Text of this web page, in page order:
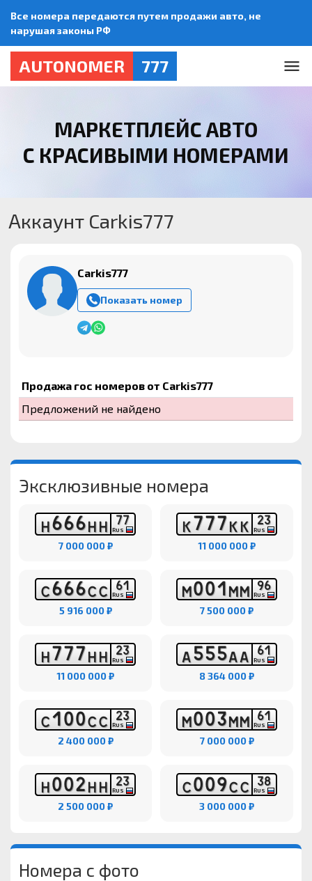
Все номера передаются путем продажи авто, не
нарушая законы РФ
AUTONOMER 777
МАРКЕТПЛЕЙС АВТО
С КРАСИВЫМИ НОМЕРАМИ
Аккаунт Carkis777
Carkis777
Показать номер
Продажа гос номеров от Carkis777
Предложений не найдено
Эксклюзивные номера
Н666НН 77
RUS
7 000 000 ₽
К777КК 23
RUS
11 000 000 ₽
С666СС 61
RUS
5 916 000 ₽
М001ММ 96
RUS
7 500 000 ₽
Н777НН 23
RUS
11 000 000 ₽
А555АА 61
RUS
8 364 000 ₽
С100СС 23
RUS
2 400 000 ₽
М003ММ 61
RUS
7 000 000 ₽
Н002НН 23
RUS
2 500 000 ₽
С009СС 38
RUS
3 000 000 ₽
Номера с фото